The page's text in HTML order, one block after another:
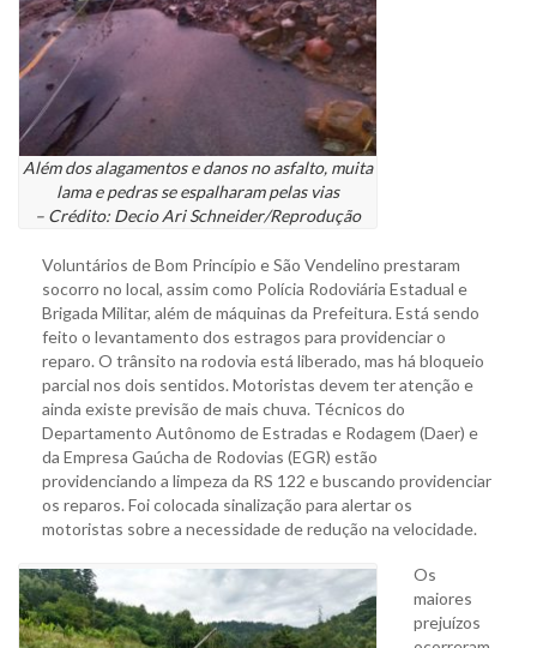
Além dos alagamentos e danos no asfalto, muita
lama e pedras se espalharam pelas vias
– Crédito: Decio Ari Schneider/Reprodução
Voluntários de Bom Princípio e São Vendelino prestaram
socorro no local, assim como Polícia Rodoviária Estadual e
Brigada Militar, além de máquinas da Prefeitura. Está sendo
feito o levantamento dos estragos para providenciar o
reparo. O trânsito na rodovia está liberado, mas há bloqueio
parcial nos dois sentidos. Motoristas devem ter atenção e
ainda existe previsão de mais chuva. Técnicos do
Departamento Autônomo de Estradas e Rodagem (Daer) e
da Empresa Gaúcha de Rodovias (EGR) estão
providenciando a limpeza da RS 122 e buscando providenciar
os reparos. Foi colocada sinalização para alertar os
motoristas sobre a necessidade de redução na velocidade.
Os
maiores
prejuízos